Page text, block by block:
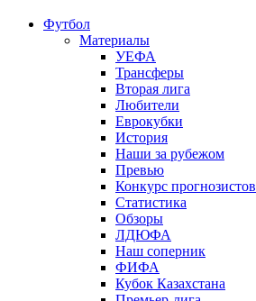
Футбол
Материалы
УЕФА
Трансферы
Вторая лига
Любители
Еврокубки
История
Наши за рубежом
Превью
Конкурс прогнозистов
Статистика
Обзоры
ЛДЮФА
Наш соперник
ФИФА
Кубок Казахстана